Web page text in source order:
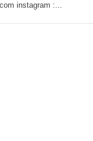
instagram :...